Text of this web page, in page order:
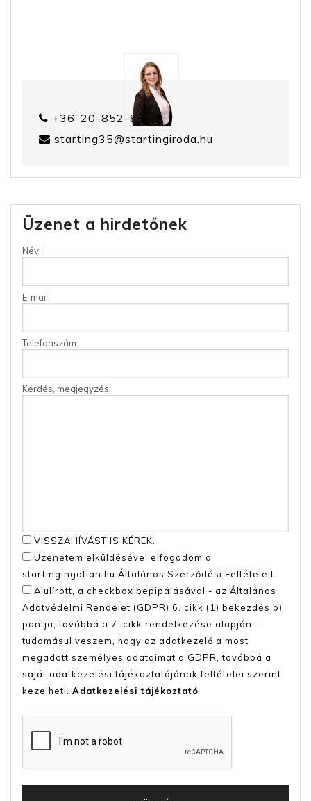
+36-20-852-8399
starting35@startingiroda.hu
Üzenet a hirdetőnek
Név:
E-mail:
Telefonszám:
Kérdés, megjegyzés:
VISSZAHÍVÁST IS KÉREK.
Üzenetem elküldésével elfogadom a
startingingatlan.hu Általános Szerződési Feltételeit.
Alulírott, a checkbox bepipálásával - az Általános
Adatvédelmi Rendelet (GDPR) 6. cikk (1) bekezdés b)
pontja, továbbá a 7. cikk rendelkezése alapján -
tudomásul veszem, hogy az adatkezelő a most
megadott személyes adataimat a GDPR, továbbá a
saját adatkezelési tájékoztatójának feltételei szerint
kezelheti. Adatkezelési tájékoztató